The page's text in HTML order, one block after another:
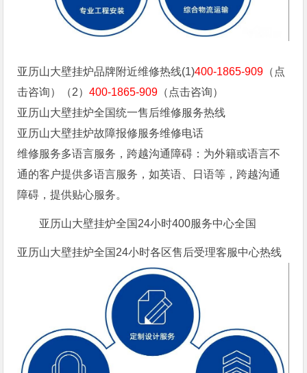
亚历山大壁挂炉品牌附近维修热线(1)400-1865-909 （点
击咨询）（2）400-1865-909 （点击咨询）
亚历山大壁挂炉全国统一售后维修服务热线
亚历山大壁挂炉故障报修服务维修电话
维修服务多语言服务，跨越沟通障碍：为外籍或语言不
通的客户提供多语言服务，如英语、日语等，跨越沟通
障碍，提供贴心服务。
亚历山大壁挂炉全国24小时400服务中心全国
亚历山大壁挂炉全国24小时各区售后受理客服中心热线